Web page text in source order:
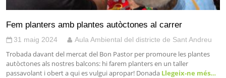
Fem planters amb plantes autòctones al carrer
31 maig 2024 Aula Ambiental del districte de Sant Andreu
Trobada davant del mercat del Bon Pastor per promoure les plantes
autòctones als nostres balcons: hi farem planters en un taller
passavolant i obert a qui es vulgui apropar! Donada Llegeix-ne més…